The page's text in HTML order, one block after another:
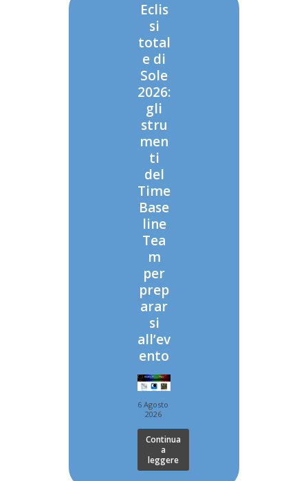
Eclis
si
total
e di
Sole
2026:
gli
stru
men
ti
del
Time
Base
line
Tea
m
per
prep
arar
si
all’ev
ento
6 Agosto
2026
Continua
a
leggere